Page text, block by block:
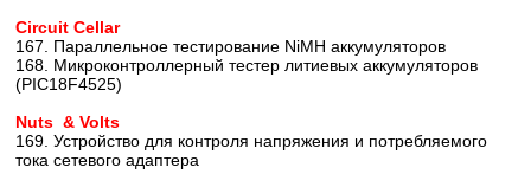
Circuit Cellar
167. Параллельное тестирование NiMH аккумуляторов
168. Микроконтроллерный тестер литиевых аккумуляторов
(PIC18F4525)
Nuts & Volts
169. Устройство для контроля напряжения и потребляемого
тока сетевого адаптера